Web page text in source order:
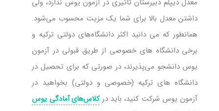
معدل دیپلم دبیرستان تاثیری در آزمون یوس ندارد، ولی
داشتن معدل بالا برای شما یک مزیت محسوب می‌شود.
همانطور که می دانید اکثر دانشگاه‌‌های دولتی ترکیه و
برخی دانشگاه های خصوصی از طریق قبولی در آزمون
یوس دانشجو می‌پذیرند، در صورتی که برای تحصیل در
دانشگاه های ترکیه (خصوصی و دولتی) بخواهید در
آزمون یوس شرکت کنید، باید درکلاس‌های آمادگی یوس